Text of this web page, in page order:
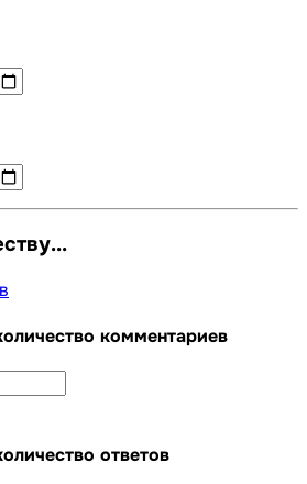
комментариев
ответов